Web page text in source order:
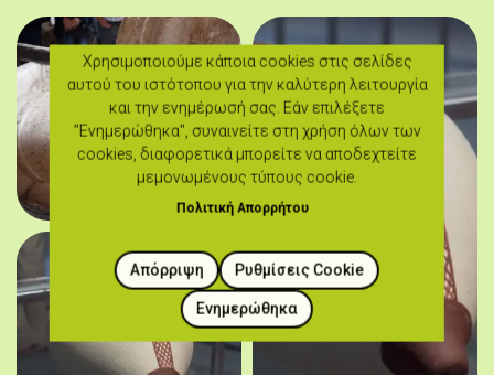
Χρησιμοποιούμε κάποια cookies στις σελίδες
αυτού του ιστότοπου για την καλύτερη λειτουργία
και την ενημέρωσή σας. Εάν επιλέξετε
"Ενημερώθηκα", συναινείτε στη χρήση όλων των
cookies, διαφορετικά μπορείτε να αποδεχτείτε
μεμονωμένους τύπους cookie.
Πολιτική Απορρήτου
Ρυθμίσεις Cookie
Απόρριψη
Ενημερώθηκα